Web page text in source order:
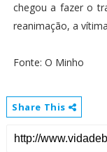
chegou a fazer o
reanimação, a
Fonte: O Minho
Share This